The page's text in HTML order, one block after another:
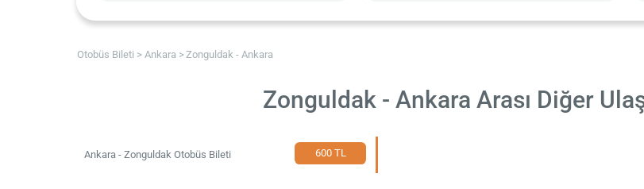
Otobüs Bileti Ankara Zonguldak - Ankara
Zonguldak - Ankara Arası Diğer
Ankara - Zonguldak Otobüs Bileti 600 TL